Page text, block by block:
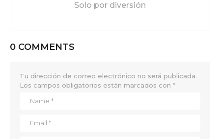
Solo por diversión
0 COMMENTS
Tu dirección de correo electrónico no será publicada.
Los campos obligatorios están marcados con *